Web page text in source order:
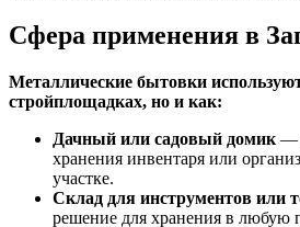
Сфера применения в
Металлические бытовки
стройплощадках, но и как:
Дачный или садовый домик —
хранения инвентаря или
участке.
Склад для инструментов или
решение для хранения в любую